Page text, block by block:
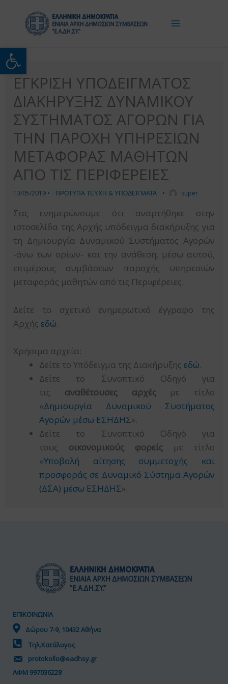
Ανοίξτε τη γραμμή
περιεχόμενο
ΕΓΚΡΙΣΗ ΥΠΟΔΕΙΓΜΑΤΟΣ
ΔΙΑΚΗΡΥΞΗΣ ΔΥΝΑΜΙΚΟΥ
ΣΥΣΤΗΜΑΤΟΣ ΑΓΟΡΩΝ ΓΙΑ
ΤΗΝ ΠΑΡΟΧΗ ΥΠΗΡΕΣΙΩΝ
ΜΕΤΑΦΟΡΑΣ ΜΑΘΗΤΩΝ
ΑΠΟ ΤΙΣ ΠΕΡΙΦΕΡΕΙΕΣ
13/05/2019 • ΠΡΟΤΥΠΑ ΤΕΥΧΗ & ΥΠΟΔΕΙΓΜΑΤΑ • super
Σας ενημερώνουμε ότι αναρτήθηκε στην
ιστοσελίδα της Αρχής υπόδειγμα διακήρυξης για
τη Δημιουργία Δυναμικού Συστήματος Αγορών
-άνω των ορίων- και την ανάθεση, μέσω αυτού,
επιμέρους συμβάσεων παροχής υπηρεσιών
μεταφοράς μαθητών από τις Περιφέρειες.
Δείτε το σχετικό ενημερωτικό έγγραφο της
Αρχής εδώ.
Χρήσιμα αρχεία:
Δείτε το Υπόδειγμα της Διακήρυξης εδώ.
Δείτε το Συνοπτικό Οδηγό για
τις αναθέτουσες αρχέςμε τίτλο
«Δημιουργία Δυναμικού Συστήματος
Αγορών μέσω ΕΣΗΔΗΣ».
Δείτε το Συνοπτικό Οδηγό για
τους οικονομικούς φορείς με τίτλο
«Υποβολή αίτησης συμμετοχής και
προσφοράς σε Δυναμικό Σύστημα Αγορών
(ΔΣΑ) μέσω ΕΣΗΔΗΣ».
ΕΠΙΚΟΙΝΩΝΙΑ
Δώρου 7-9, 10432 Αθήνα
Τηλ.Κατάλογος
protokollo@eadhsy.gr
ΑΦΜ 997036228